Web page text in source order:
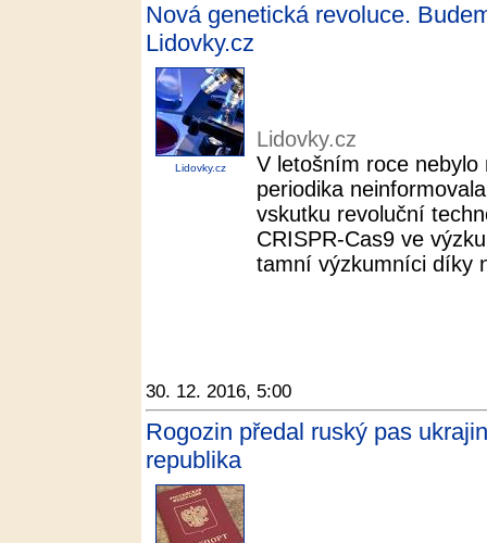
Nová genetická revoluce.
Lidovky.cz
Lidovky.cz
Lidovky.cz
V letošním roce
periodika
vskutku revoluční
CRISPR-Cas9 ve
tamní výzkumníci díky
30. 12. 2016, 5:00
Rogozin předal ruský pas
republika